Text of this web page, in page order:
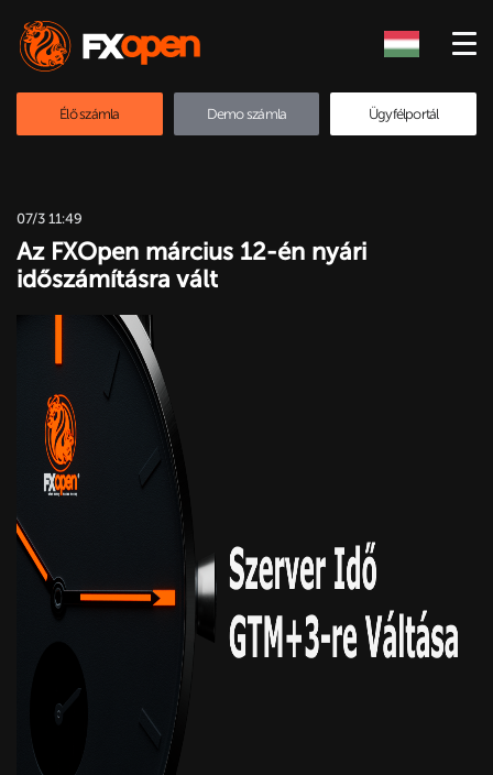
Élő számla Demo számla Ügyfélportál
07/3 11:49
Az FXOpen március 12-én nyári
időszámításra vált